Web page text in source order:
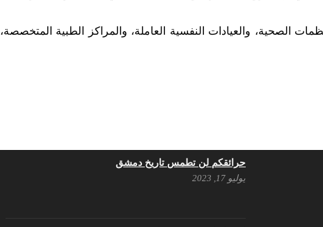
الصحية، والعيادات النفسية العاملة، والمراكز الطبية المتخصصة،
حرائقكم لن تطمس تاريخ دمشق
يوليو 17, 2023